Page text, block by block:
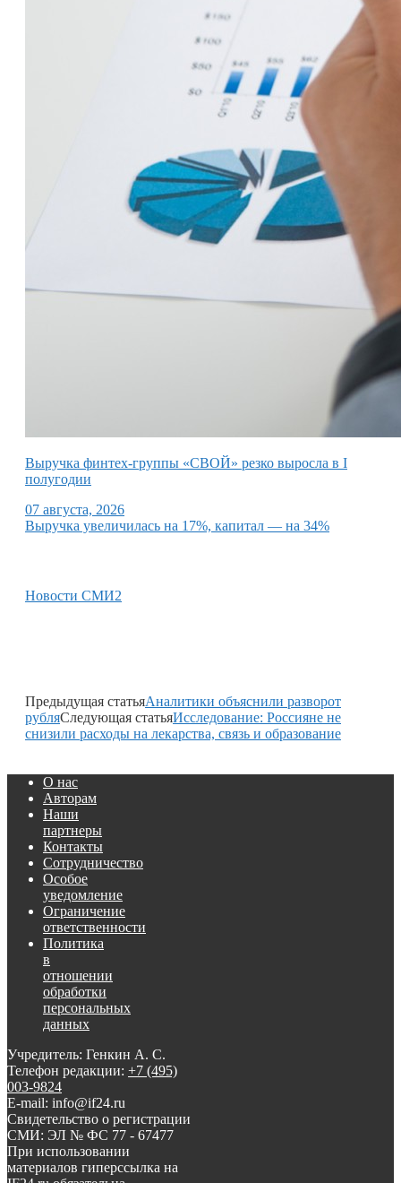
Выручка финтех-группы «СВОЙ» резко выросла в I
полугодии
07 августа, 2026
Выручка увеличилась на 17%, капитал — на 34%
Новости СМИ2
Предыдущая статьяАналитики объяснили разворот
рубляСледующая статьяИсследование: Россияне не
снизили расходы на лекарства, связь и образование
О нас
Авторам
Наши
партнеры
Контакты
Сотрудничество
Особое
уведомление
Ограничение
ответственности
Политика
в
отношении
обработки
персональных
данных
Учредитель: Генкин А. С.
Телефон редакции: +7 (495)
003-9824
E-mail: info@if24.ru
Свидетельство о регистрации
СМИ: ЭЛ № ФС 77 - 67477
При использовании
материалов гиперссылка на